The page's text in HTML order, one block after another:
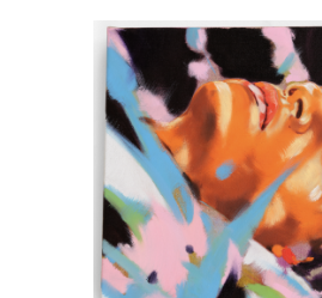
Genève
pointe
son
nez
avec
une
sacrée
liste
d’exposants!